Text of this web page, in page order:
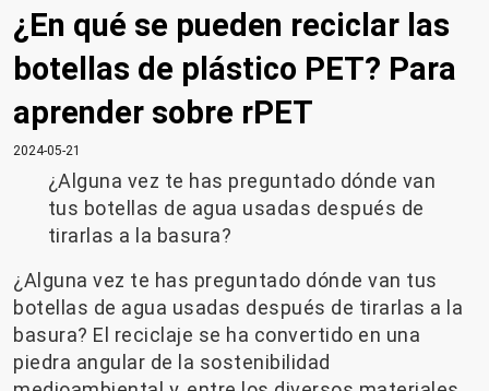
¿En qué se pueden reciclar las
botellas de plástico PET? Para
aprender sobre rPET
2024-05-21
¿Alguna vez te has preguntado dónde van
tus botellas de agua usadas después de
tirarlas a la basura?
¿Alguna vez te has preguntado dónde van tus
botellas de agua usadas después de tirarlas a la
basura? El reciclaje se ha convertido en una
piedra angular de la sostenibilidad